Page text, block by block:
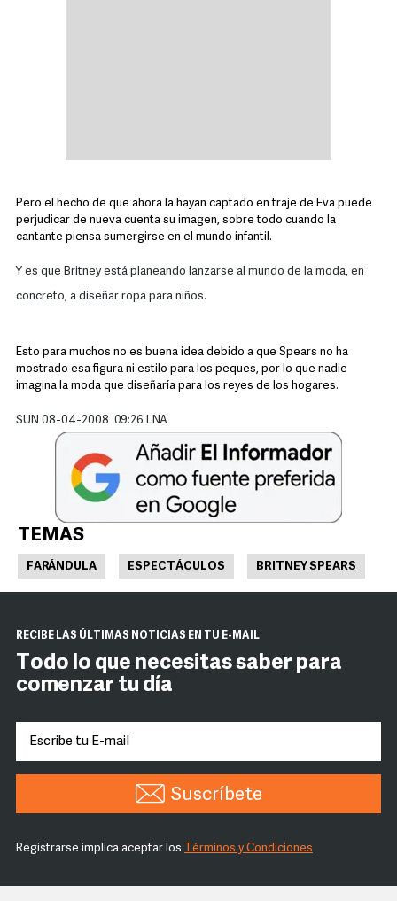
Pero el hecho de que ahora la hayan captado en traje de Eva puede
perjudicar de nueva cuenta su imagen, sobre todo cuando la
cantante piensa sumergirse en el mundo infantil.
Y es que Britney está planeando lanzarse al mundo de la moda, en
concreto, a diseñar ropa para niños.
Esto para muchos no es buena idea debido a que Spears no ha
mostrado esa figura ni estilo para los peques, por lo que nadie
imagina la moda que diseñaría para los reyes de los hogares.
SUN 08-04-2008 09:26 LNA
TEMAS
FARÁNDULA ESPECTÁCULOS BRITNEY SPEARS
RECIBE LAS ÚLTIMAS NOTICIAS EN TU E-MAIL
Todo lo que necesitas saber para
comenzar tu día
Suscríbete
Registrarse implica aceptar los Términos y Condiciones